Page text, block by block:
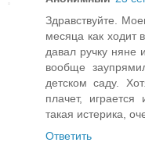
Здравствуйте.
месяца как ходит
давал ручку няне
вообще
детском саду.
плачет,
такая истерика,
Ответить